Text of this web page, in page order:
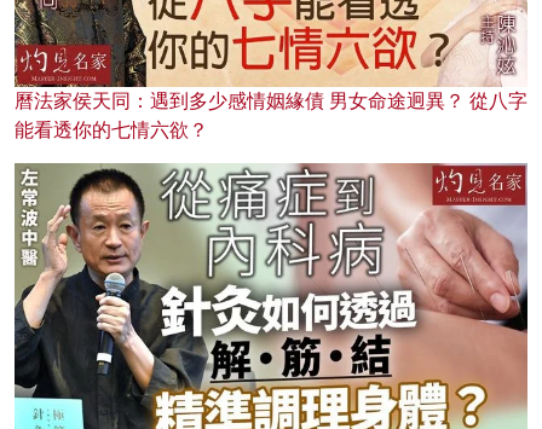
曆法家侯天同：遇到多少感情姻緣債 男女命途迥異？ 從八字
能看透你的七情六欲？